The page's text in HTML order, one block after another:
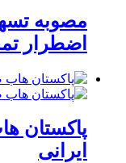
مصوبه
اضطرار
پاکستان
ایرانی